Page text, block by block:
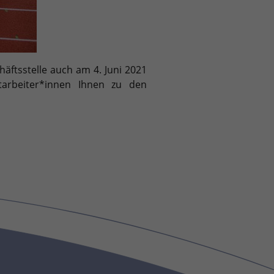
auch am 4. Juni 2021
Ihnen zu den